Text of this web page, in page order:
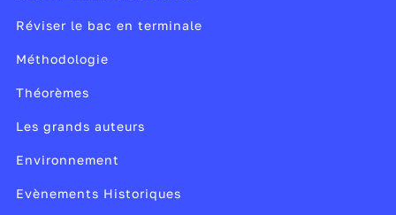
Réviser le bac en terminale
Méthodologie
Théorèmes
Les grands auteurs
Environnement
Evènements Historiques